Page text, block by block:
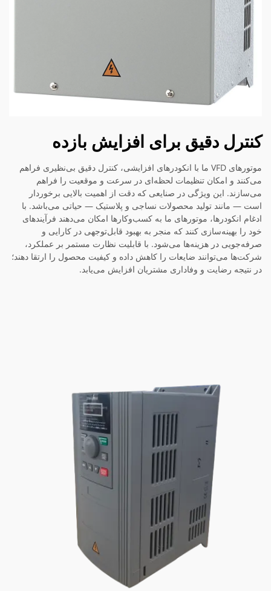
کنترل دقیق برای افزایش بازده
موتورهای VFD ما با انکودرهای افزایشی، کنترل دقیق بی‌نظیری فراهم
می‌کنند و امکان تنظیمات لحظه‌ای در سرعت و موقعیت را فراهم
می‌سازند. این ویژگی در صنایعی که دقت از اهمیت بالایی برخوردار
است — مانند تولید محصولات نساجی و پلاستیک — حیاتی می‌باشد. با
ادغام انکودرها، موتورهای ما به کسب‌وکارها امکان می‌دهند فرآیندهای
خود را بهینه‌سازی کنند که منجر به بهبود قابل‌توجهی در کارایی و
صرفه‌جویی در هزینه‌ها می‌شود. با قابلیت نظارت مستمر بر عملکرد،
شرکت‌ها می‌توانند ضایعات را کاهش داده و کیفیت محصول را ارتقا دهند؛
در نتیجه رضایت و وفاداری مشتریان افزایش می‌یابد.